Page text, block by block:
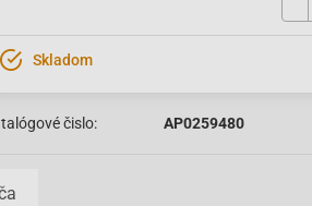
Skladom
čislo: AP0259480